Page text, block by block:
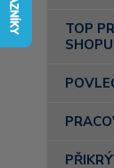
TOP
SHOPU